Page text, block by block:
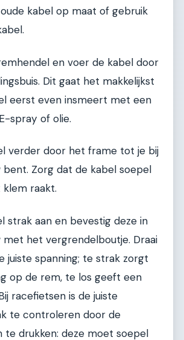
oude kabel op maat of gebruik
en voer de kabel door
Dit gaat het makkelijkst
eerst even insmeert met een
spray of olie.
verder door het frame tot je bij
bent. Zorg dat de kabel soepel
raakt.
strak aan en bevestig deze in
met het vergrendelboutje. Draai
juiste spanning; te strak zorgt
op de rem, te los geeft een
racefietsen is de juiste
te controleren door de
te drukken: deze moet soepel